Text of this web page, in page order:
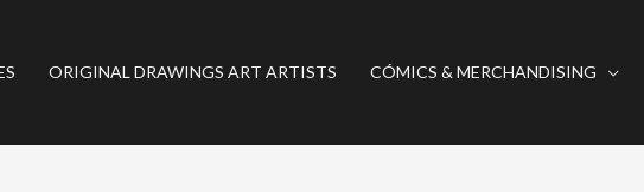
ORIGINAL DRAWINGS ART ARTISTS CÓMICS & MERCHANDISING